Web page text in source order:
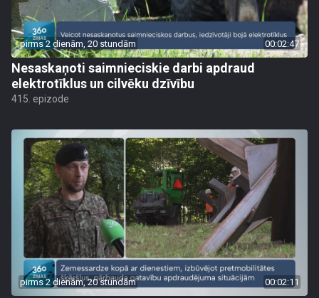
pirms 2 dienām, 20 stundām 00:02:47
Nesaskaņoti saimnieciskie darbi apdraud
elektrotīklus un cilvēku dzīvību
415. epizode
pirms 2 dienām, 20 stundām 00:02:11